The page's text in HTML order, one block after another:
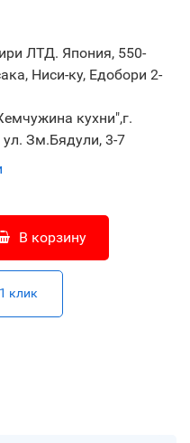
ЛТД. Япония, 550-
Ниси-ку, Едобори 2-
кухни",г.
Зм.Бядули, 3-7
В корзину
клик